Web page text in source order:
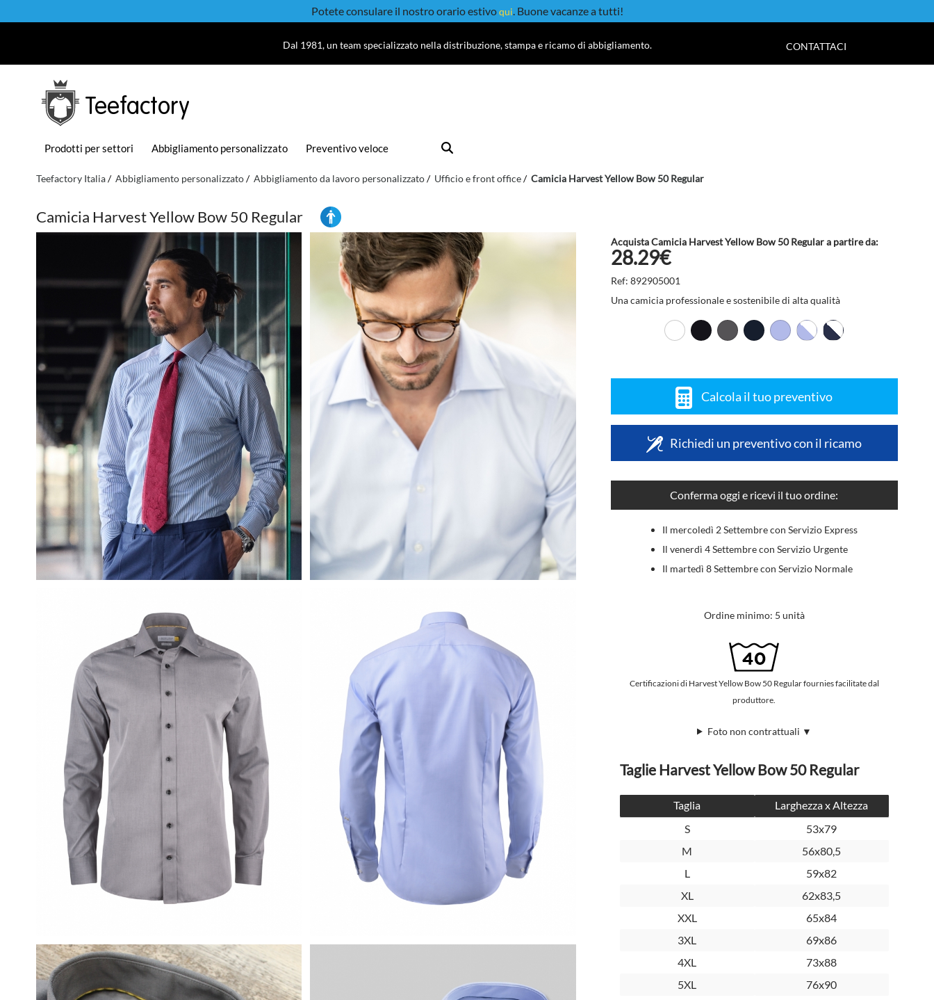
Potete consulare il nostro orario estivoqui. Buone vacanze a tutti!
Dal 1981, un team specializzato nella distribuzione, stampa e ricamo di abbigliamento. CONTATTACI
Teefactory
Prodotti per settori Abbigliamento personalizzato Preventivo veloce
Teefactory Italia Abbigliamento personalizzato Abbigliamento da lavoro personalizzato Ufficio e front office Camicia Harvest Yellow Bow 50 Regular
Camicia Harvest Yellow Bow 50 Regular
Acquista Camicia Harvest Yellow Bow 50 Regular a partire da:
28.29€
Ref: 892905001
Una camicia professionale e sostenibile di alta qualità
Calcola il tuo preventivo
Richiedi un preventivo con il ricamo
Conferma oggi e ricevi il tuo ordine:
Il mercoledì 2 Settembre con Servizio Express
Il venerdì 4 Settembre con Servizio Urgente
Il martedì 8 Settembre con Servizio Normale
Ordine minimo: 5 unità
Certificazioni di Harvest Yellow Bow 50 Regular fournies facilitate dal
produttore.
Foto non contrattuali ▼
Taglie Harvest Yellow Bow 50 Regular
Taglia
Larghezza x Altezza
S
53x79
M
56x80,5
L
59x82
XL
62x83,5
XXL
65x84
3XL
69x86
4XL
73x88
5XL
76x90